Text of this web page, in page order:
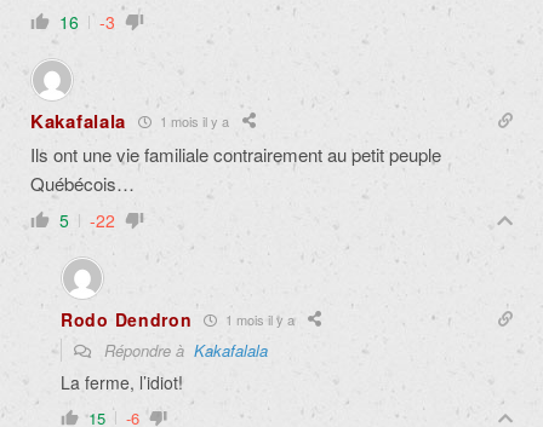
16 -3
Kakafalala 1 mois il y a
Ils ont une vie familiale contrairement au petit peuple
Québécois…
5 -22
Rodo Dendron 1 mois il y a
Répondre à Kakafalala
La ferme, l’idiot!
15 -6